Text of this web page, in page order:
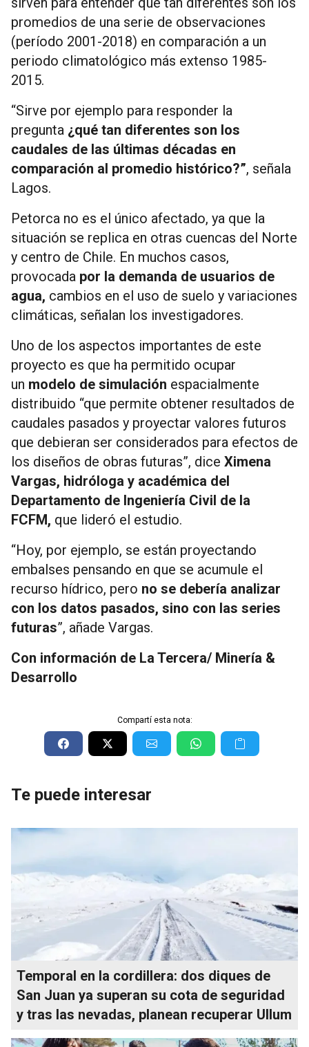
promedios de una serie de observaciones
(período 2001-2018) en comparación a un
periodo climatológico más extenso 1985-
2015.
“Sirve por ejemplo para responder la
pregunta ¿qué tan diferentes son los
caudales de las últimas décadas en
comparación al promedio histórico?”, señala
Lagos.
Petorca no es el único afectado, ya que la
situación se replica en otras cuencas del Norte
y centro de Chile. En muchos casos,
provocada por la demanda de usuarios de
agua, cambios en el uso de suelo y variaciones
climáticas, señalan los investigadores.
Uno de los aspectos importantes de este
proyecto es que ha permitido ocupar
un modelo de simulación espacialmente
distribuido “que permite obtener resultados de
caudales pasados y proyectar valores futuros
que debieran ser considerados para efectos de
los diseños de obras futuras”, dice Ximena
Vargas, hidróloga y académica del
Departamento de Ingeniería Civil de la
FCFM, que lideró el estudio.
“Hoy, por ejemplo, se están proyectando
embalses pensando en que se acumule el
recurso hídrico, pero no se debería analizar
con los datos pasados, sino con las series
futuras”, añade Vargas.
Con información de La Tercera/ Minería &
Desarrollo
Compartí esta nota:
Te puede interesar
Temporal en la cordillera: dos diques de
San Juan ya superan su cota de seguridad
y tras las nevadas, planean recuperar Ullum